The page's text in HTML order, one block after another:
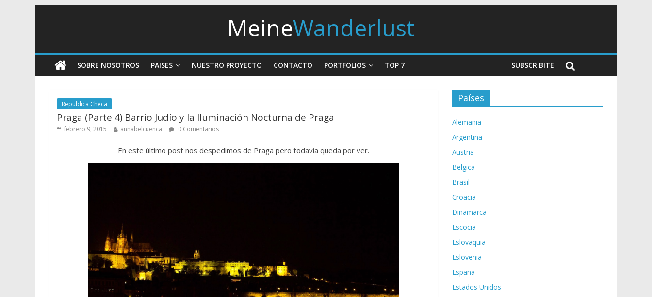
MeineWanderlust
SOBRE NOSOTROS PAISES NUESTRO PROYECTO CONTACTO PORTFOLIOS TOP 7 SUBSCRIBITE
Republica Checa
Praga (Parte 4) Barrio Judío y la Iluminación Nocturna de Praga
febrero 9, 2015 annabelcuenca 0 Comentarios
En este último post nos despedimos de Praga pero todavía queda por ver.
Países
Alemania
Argentina
Austria
Belgica
Brasil
Croacia
Dinamarca
Escocia
Eslovaquia
Eslovenia
España
Estados Unidos